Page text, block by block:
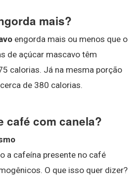
mais?
engorda mais ou menos que o
de açúcar mascavo têm
calorias. Já na mesma porção
de 380 calorias.
café com canela?
a cafeína presente no café
O que isso quer dizer?